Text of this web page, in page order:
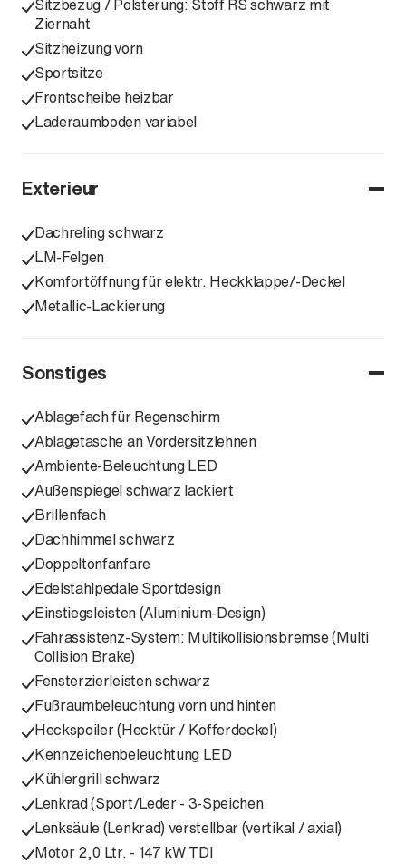
Sitzbezug / Polsterung: Stoff RS schwarz mit
Ziernaht
Sitzheizung vorn
Sportsitze
Frontscheibe heizbar
Laderaumboden variabel
Exterieur
Dachreling schwarz
LM-Felgen
Komfortöffnung für elektr. Heckklappe/-Deckel
Metallic-Lackierung
Sonstiges
Ablagefach für Regenschirm
Ablagetasche an Vordersitzlehnen
Ambiente-Beleuchtung LED
Außenspiegel schwarz lackiert
Brillenfach
Dachhimmel schwarz
Doppeltonfanfare
Edelstahlpedale Sportdesign
Einstiegsleisten (Aluminium-Design)
Fahrassistenz-System: Multikollisionsbremse (Multi
Collision Brake)
Fensterzierleisten schwarz
Fußraumbeleuchtung vorn und hinten
Heckspoiler (Hecktür / Kofferdeckel)
Kennzeichenbeleuchtung LED
Kühlergrill schwarz
Lenkrad (Sport/Leder - 3-Speichen
Lenksäule (Lenkrad) verstellbar (vertikal / axial)
Motor 2,0 Ltr. - 147 kW TDI